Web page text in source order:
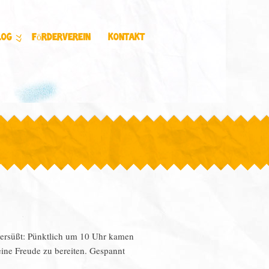
Förderverein Kontakt
Pünktlich um 10 Uhr kamen
Freude zu bereiten. Gespannt